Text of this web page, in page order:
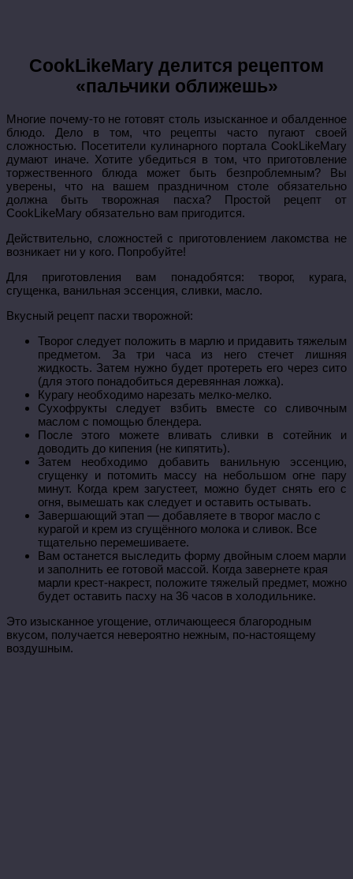
CookLikeMary делится рецептом
«пальчики оближешь»
Многие почему-то не готовят столь изысканное и обалденное
блюдо. Дело в том, что рецепты часто пугают своей
сложностью. Посетители кулинарного портала CookLikeMary
думают иначе. Хотите убедиться в том, что приготовление
торжественного блюда может быть безпроблемным? Вы
уверены, что на вашем праздничном столе обязательно
должна быть творожная пасха? Простой рецепт от
CookLikeMary обязательно вам пригодится.
Действительно, сложностей с приготовлением лакомства не
возникает ни у кого. Попробуйте!
Для приготовления вам понадобятся: творог, курага,
сгущенка, ванильная эссенция, сливки, масло.
Вкусный рецепт пасхи творожной:
Творог следует положить в марлю и придавить тяжелым
предметом. За три часа из него стечет лишняя
жидкость. Затем нужно будет протереть его через сито
(для этого понадобиться деревянная ложка).
Курагу необходимо нарезать мелко-мелко.
Сухофрукты следует взбить вместе со сливочным
маслом с помощью блендера.
После этого можете вливать сливки в сотейник и
доводить до кипения (не кипятить).
Затем необходимо добавить ванильную эссенцию,
сгущенку и потомить массу на небольшом огне пару
минут. Когда крем загустеет, можно будет снять его с
огня, вымешать как следует и оставить остывать.
Завершающий этап — добавляете в творог масло с
курагой и крем из сгущённого молока и сливок. Все
тщательно перемешиваете.
Вам останется выследить форму двойным слоем марли
и заполнить ее готовой массой. Когда завернете края
марли крест-накрест, положите тяжелый предмет, можно
будет оставить пасху на 36 часов в холодильнике.
Это изысканное угощение, отличающееся благородным
вкусом, получается невероятно нежным, по-настоящему
воздушным.